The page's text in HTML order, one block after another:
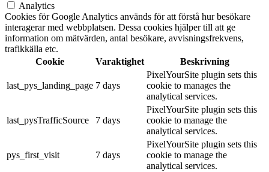
Analytics
Cookies för Google Analytics används för att förstå hur besökare
interagerar med webbplatsen. Dessa cookies hjälper till att ge
information om mätvärden, antal besökare, avvisningsfrekvens,
trafikkälla etc.
Cookie
Varaktighet Beskrivning
last_pys_landing_page 7 days
PixelYourSite plugin sets this
cookie to manages the
analytical services.
last_pysTrafficSource 7 days
PixelYourSite plugin sets this
cookie to manage the
analytical services.
pys_first_visit 7 days
PixelYourSite plugin sets this
cookie to manage the
analytical services.